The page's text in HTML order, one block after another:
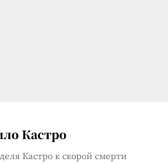
Кастро
Кастро к скорой смерти